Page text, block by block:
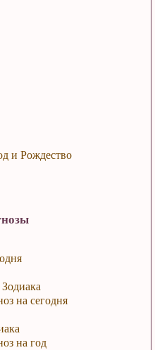
и Рождество
на сегодня
на год